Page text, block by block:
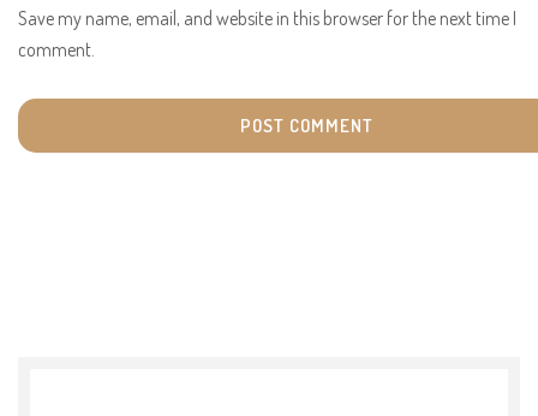
Save my name, email, and website in this browser for the next time I
comment.